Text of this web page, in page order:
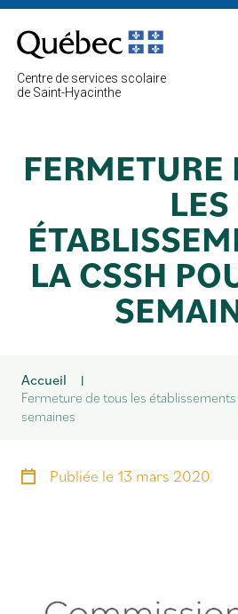
au
contenu
Centre de services scolaire
de Saint-Hyacinthe
FERMETURE
LES
LA CSSH
Accueil |
Fermeture de tous les
semaines
Publiée le 13 mars 2020